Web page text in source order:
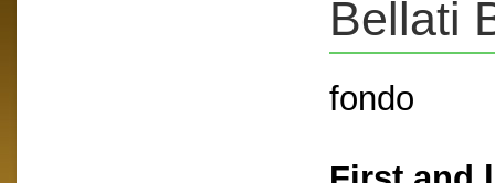
Bellati
fondo